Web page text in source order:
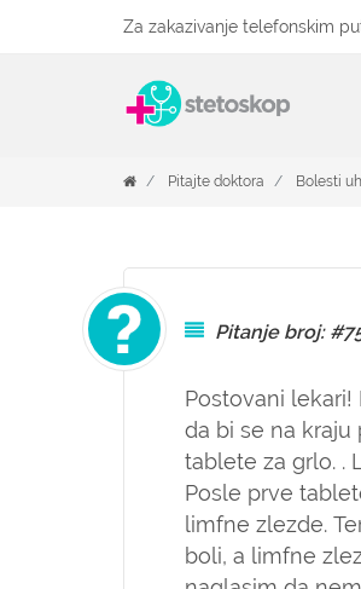
Za zakazivanje telefonskim
Pitajte doktora Bolesti
Pitanje broj:
Postovani
da bi se na kraju
tablete za grlo. .
Posle prve
limfne zlezde.
boli, a limfne